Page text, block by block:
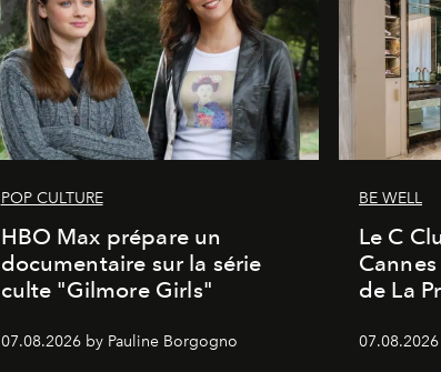
POP CULTURE
HBO Max prépare un
documentaire sur la série
culte "Gilmore Girls"
07.08.2026 by Pauline Borgogno
BE WELL
Le C
de La